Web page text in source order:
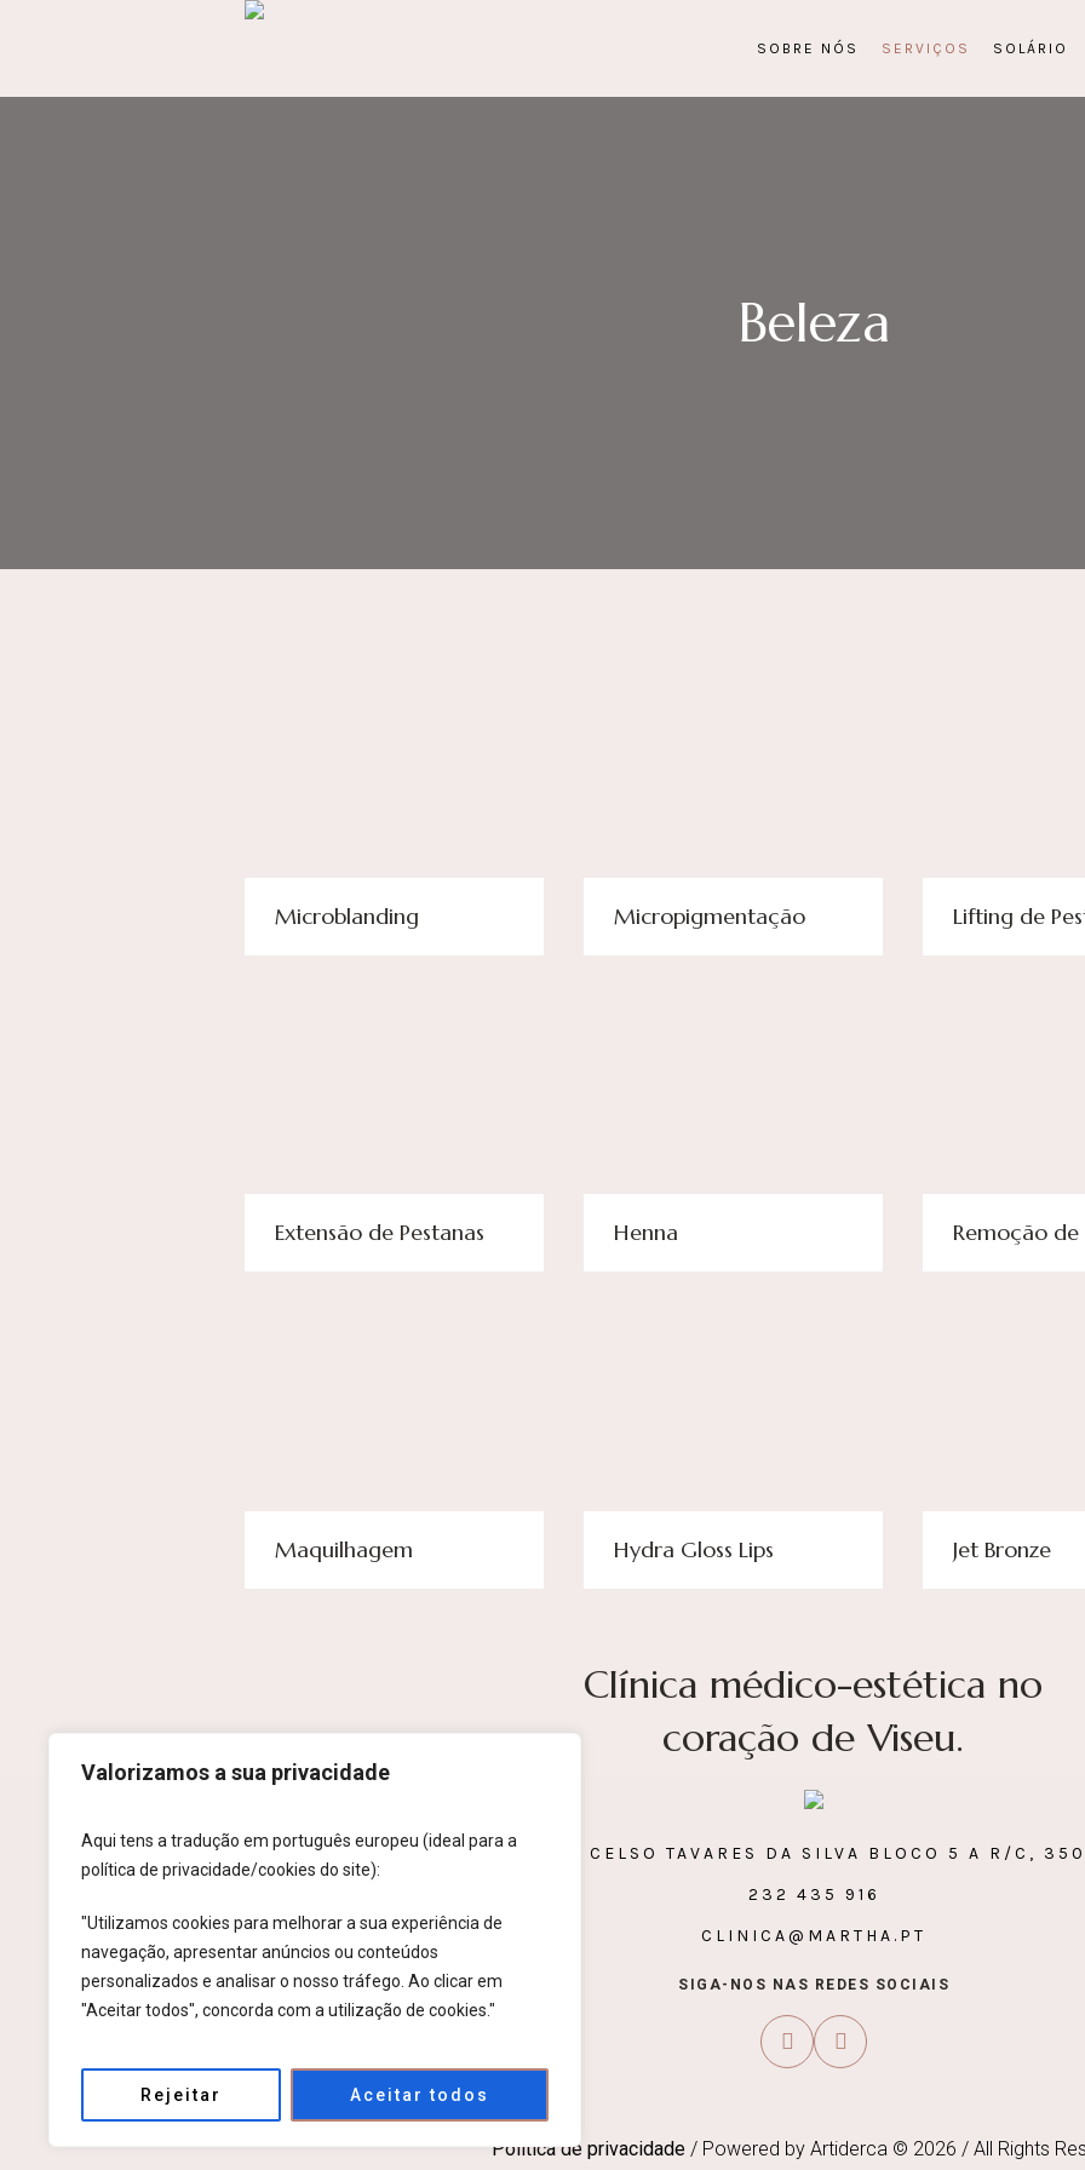
Valorizamos a sua privacidade
Aqui tens a tradução em português europeu (ideal para a
política de privacidade/cookies do site):
"Utilizamos cookies para melhorar a sua experiência de
navegação, apresentar anúncios ou conteúdos
personalizados e analisar o nosso tráfego. Ao clicar em
"Aceitar todos", concorda com a utilização de cookies."
Rejeitar Aceitar todos
SOBRE NÓS SERVIÇOS SOLÁRIO
Beleza
Microblanding Micropigmentação Lifting de
Extensão de Pestanas Henna Remoção
Maquilhagem Hydra Gloss Lips Jet Bronze
Clínica médico-estética no
coração de Viseu.
AV. MONSENHOR CELSO TAVARES DA SILVA BLOCO 5 A R/C,
232 435 916
CLINICA@MARTHA.PT
Política de privacidade / Powered by Artiderca © 2026 / All Rights